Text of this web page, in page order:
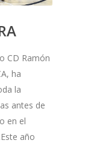
CD Ramón
ha
la
antes de
en el
año